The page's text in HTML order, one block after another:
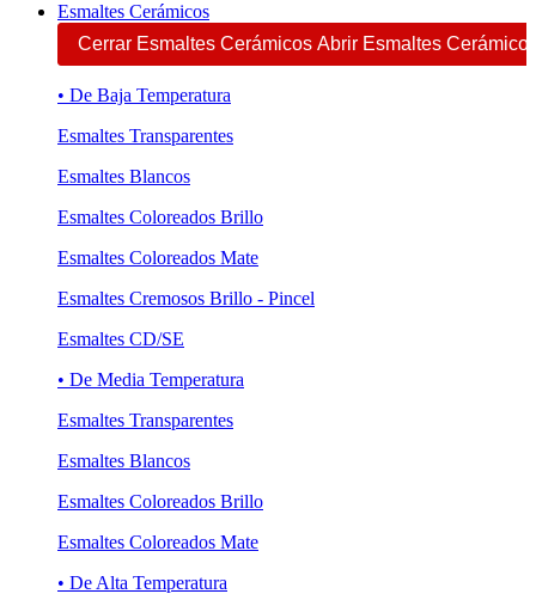
Esmaltes Cerámicos
Cerrar Esmaltes Cerámicos Abrir Esmaltes
• De Baja Temperatura
Esmaltes Transparentes
Esmaltes Blancos
Esmaltes Coloreados Brillo
Esmaltes Coloreados Mate
Esmaltes Cremosos Brillo - Pincel
Esmaltes CD/SE
• De Media Temperatura
Esmaltes Transparentes
Esmaltes Blancos
Esmaltes Coloreados Brillo
Esmaltes Coloreados Mate
• De Alta Temperatura